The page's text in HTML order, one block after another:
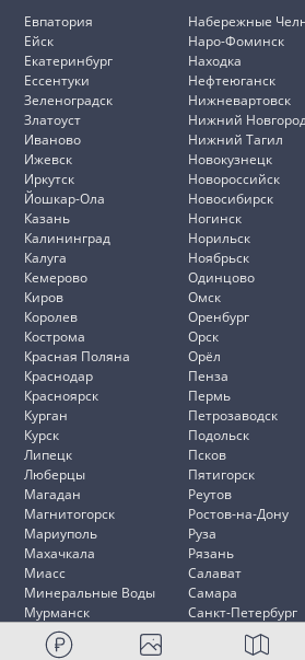
Евпатория
Ейск
Екатеринбург
Ессентуки
Зеленоградск
Златоуст
Иваново
Ижевск
Иркутск
Йошкар-Ола
Казань
Калининград
Калуга
Кемерово
Киров
Королев
Кострома
Красная Поляна
Краснодар
Красноярск
Курган
Курск
Липецк
Люберцы
Магадан
Магнитогорск
Мариуполь
Махачкала
Миасс
Минеральные Воды
Мурманск
Мытищи
Набережные
Наро-Фоминск
Находка
Нефтеюганск
Нижневартовск
Нижний
Нижний Тагил
Новокузнецк
Новороссийск
Новосибирск
Ногинск
Норильск
Ноябрьск
Одинцово
Омск
Оренбург
Орск
Орёл
Пенза
Пермь
Петрозаводск
Подольск
Псков
Пятигорск
Реутов
Ростов-на-Дону
Руза
Рязань
Салават
Самара
Санкт-Петербург